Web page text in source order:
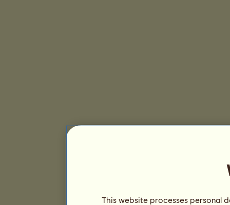
This website processes personal